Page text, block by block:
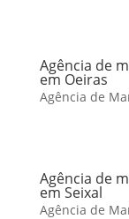
Agência de
em Oeiras
Agência de
Agência de
em Seixal
Agência de